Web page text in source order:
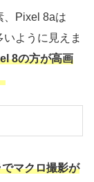
、Pixel 8aは
ように見えま
8の方が高画
マクロ撮影が